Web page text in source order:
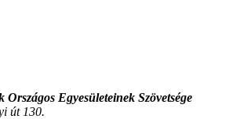
Országos Egyesületeinek Szövetsége
út 130.